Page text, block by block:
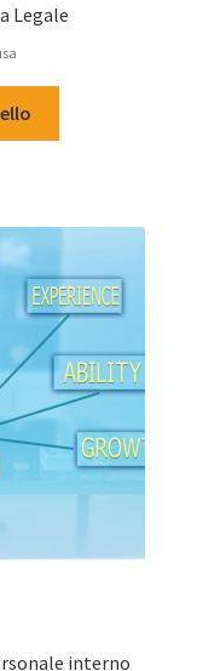
Legale
interno